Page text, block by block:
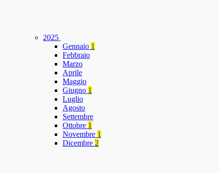
2025
Gennaio 1
Febbraio
Marzo
Aprile
Maggio
Giugno 1
Luglio
Agosto
Settembre
Ottobre 1
Novembre 1
Dicembre 2